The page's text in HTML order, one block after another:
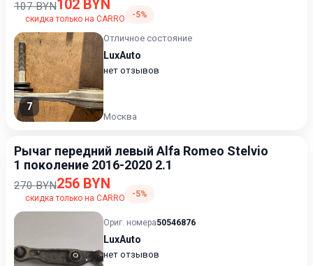
107 BYN102 BYN
скидка только на CARRO -5%
7
Отличное состояние
LuxAuto
нет отзывов
Москва
Рычаг передний левый Alfa Romeo Stelvio
1 поколение 2016-2020 2.1
270 BYN256 BYN
скидка только на CARRO -5%
Ориг. номера50546876
LuxAuto
нет отзывов